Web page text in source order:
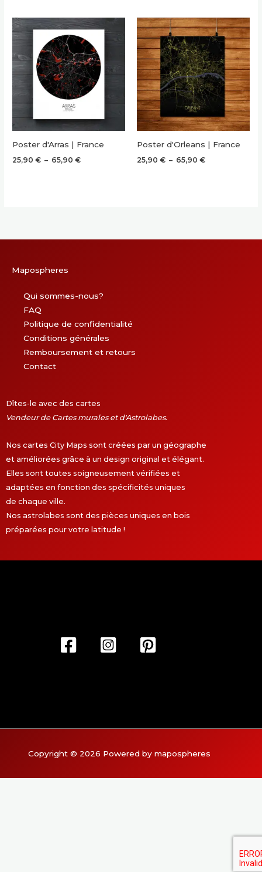
25,90 €
à
65,90 €
25,90 €
à
65,90 €
Poster d'Arras | France
25,90€ – 65,90€Plage
Poster d'Orleans | France
25,90 € – 65,90 €Plage
Mapospheres
Qui sommes-nous?
FAQ
Politique de confidentialité
Conditions générales
Remboursement et retours
Contact
Dîtes-le avec des cartes
Vendeur de Cartes murales et d'Astrolabes.
Nos cartes City Maps sont créées par un géographe
et améliorées grâce à un design original et élégant.
Elles sont toutes soigneusement vérifiées et
adaptées en fonction des spécificités uniques
de chaque ville.
Nos astrolabes sont des pièces uniques en bois
préparées pour votre latitude !
Copyright © 2026 Powered by mapospheres